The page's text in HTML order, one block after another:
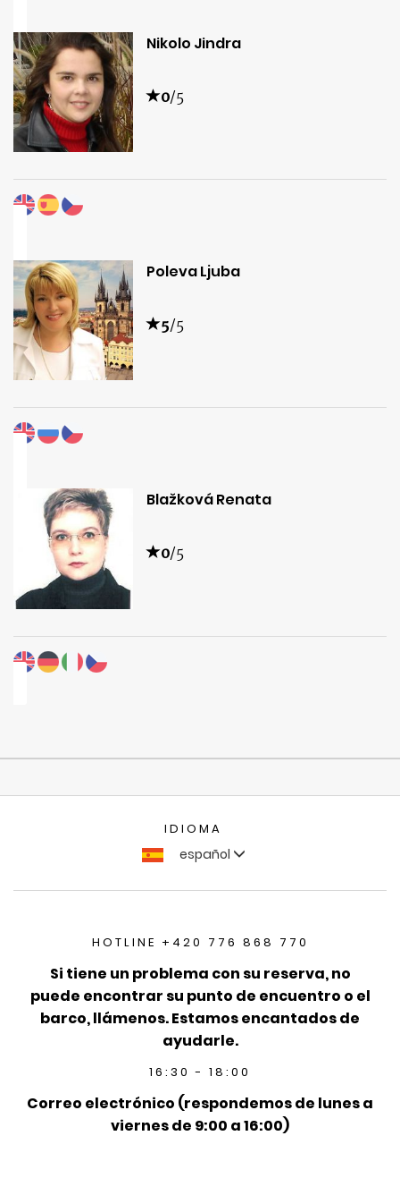
Nikolo Jindra
0/5
Poleva Ljuba
5/5
Blažková Renata
0/5
IDIOMA
español
HOTLINE +420 776 868 770
Si tiene un problema con su reserva, no
puede encontrar su punto de encuentro o el
barco, llámenos. Estamos encantados de
ayudarle.
16:30 - 18:00
Correo electrónico (respondemos de lunes a
viernes de 9:00 a 16:00)